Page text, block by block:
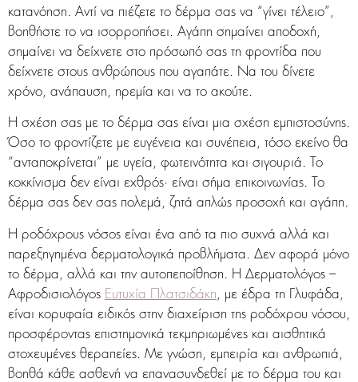
κατανόηση. Αντί να πιέζετε το δέρμα σας να “γίνει τέλειο”,
βοηθήστε το να ισορροπήσει. Αγάπη σημαίνει αποδοχή,
σημαίνει να δείχνετε στο πρόσωπό σας τη φροντίδα που
δείχνετε στους ανθρώπους που αγαπάτε. Να του δίνετε
χρόνο, ανάπαυση, ηρεμία και να το ακούτε.
Η σχέση σας με το δέρμα σας είναι μια σχέση εμπιστοσύνης.
Όσο το φροντίζετε με ευγένεια και συνέπεια, τόσο εκείνο θα
“ανταποκρίνεται” με υγεία, φωτεινότητα και σιγουριά. Το
κοκκίνισμα δεν είναι εχθρός· είναι σήμα επικοινωνίας. Το
δέρμα σας δεν σας πολεμά, ζητά απλώς προσοχή και αγάπη.
Η ροδόχρους νόσος είναι ένα από τα πιο συχνά αλλά και
παρεξηγημένα δερματολογικά προβλήματα. Δεν αφορά μόνο
το δέρμα, αλλά και την αυτοπεποίθηση. Η Δερματολόγος –
Αφροδισιολόγος Ευτυχία Πλατσιδάκη, με έδρα τη Γλυφάδα,
είναι κορυφαία ειδικός στην διαχείριση της ροδόχρου νόσου,
προσφέροντας επιστημονικά τεκμηριωμένες και αισθητικά
στοχευμένες θεραπείες. Με γνώση, εμπειρία και ανθρωπιά,
βοηθά κάθε ασθενή να επανασυνδεθεί με το δέρμα του και